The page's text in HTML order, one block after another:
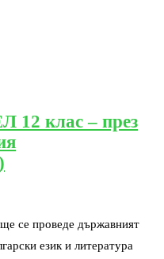
12 клас – през
се проведе държавният
език и литература